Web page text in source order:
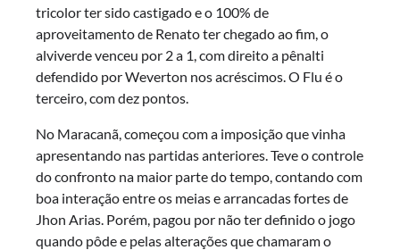
tricolor ter sido castigado e o 100% de
aproveitamento de Renato ter chegado ao fim, o
alviverde venceu por 2 a 1, com direito a pênalti
defendido por Weverton nos acréscimos. O Flu é o
terceiro, com dez pontos.
No Maracanã, começou com a imposição que vinha
apresentando nas partidas anteriores. Teve o controle
do confronto na maior parte do tempo, contando com
boa interação entre os meias e arrancadas fortes de
Jhon Arias. Porém, pagou por não ter definido o jogo
quando pôde e pelas alterações que chamaram o